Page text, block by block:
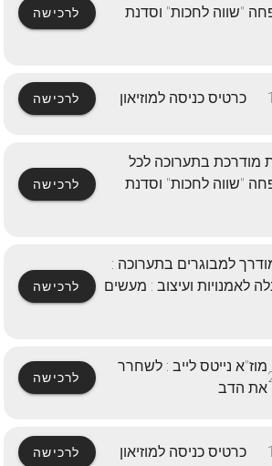
"שווה לחכות" וסדנת
לרכישה
כרטיס כניסה למוזיאון לרכישה
מודרכת בתערוכה לכל
"שווה לחכות" וסדנת
לרכישה
למבוגרים בתערוכה :
לאמנויות ועיצוב : מעשים
לרכישה
מוז"א נייטס לייב : לשחרר
את הדב
לרכישה
כרטיס כניסה למוזיאון לרכישה